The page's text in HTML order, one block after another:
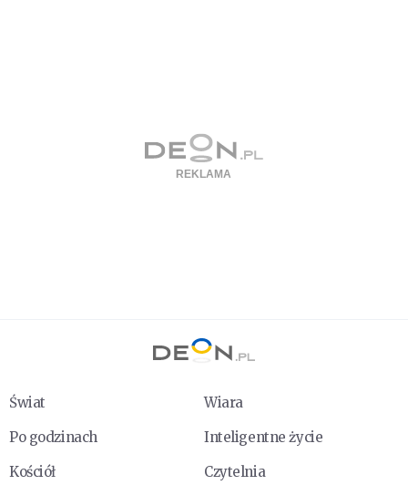
Świat
Wiara
Po godzinach
Inteligentne życie
Kościół
Czytelnia